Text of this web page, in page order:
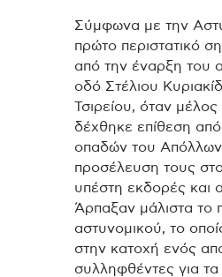
Σύμφωνα με την
πρώτο περιστατικό
από την έναρξη του
οδό Στέλιου
Τσιρείου, όταν μέλος
δέχθηκε επίθεση
οπαδών του
προσέλευση τους
υπέστη εκδορές και
Άρπαξαν μάλιστα το
αστυνομικού, το
στην κατοχή ενός
συλληφθέντες για τα